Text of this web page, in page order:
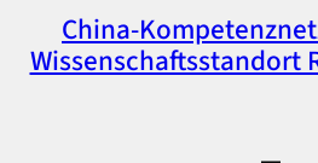
China-
Wissenschaftsstandort